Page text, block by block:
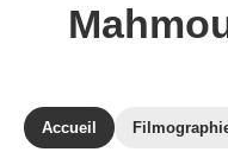
Accueil